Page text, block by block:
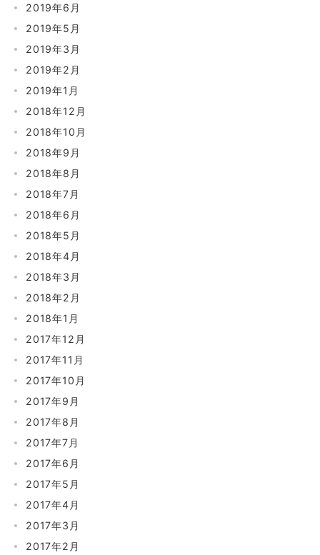
2019年6月
2019年5月
2019年3月
2019年2月
2019年1月
2018年12月
2018年10月
2018年9月
2018年8月
2018年7月
2018年6月
2018年5月
2018年4月
2018年3月
2018年2月
2018年1月
2017年12月
2017年11月
2017年10月
2017年9月
2017年8月
2017年7月
2017年6月
2017年5月
2017年4月
2017年3月
2017年2月